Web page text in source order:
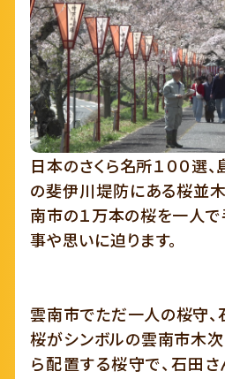
日本のさくら名所１００選
の斐伊川堤防にある桜並
南市の１万本の桜を一人
事や思いに迫ります。
雲南市でただ一人の桜守、
桜がシンボルの雲南市木
ら配置する桜守で、石田